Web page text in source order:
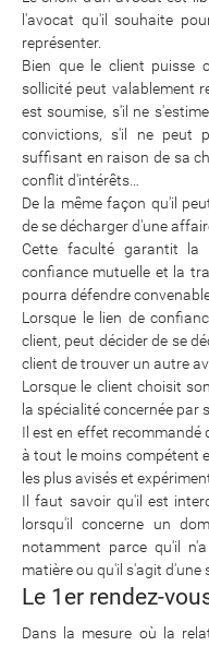
l'avocat qu'il souhaite
représenter.
Bien que le client puisse
sollicité peut valablement
est soumise, s'il ne
convictions, s'il ne peut
suffisant en raison de sa
conflit d'intérêts…
De la même façon qu'il
de se décharger d'une
Cette faculté garantit
confiance mutuelle et la
pourra défendre
Lorsque le lien de
client, peut décider de se
client de trouver un autre
Lorsque le client choisit
la spécialité concernée par
Il est en effet recommandé
à tout le moins compétent
les plus avisés et
Il faut savoir qu'il est
lorsqu'il concerne un
notamment parce qu'il
matière ou qu'il s'agit d'une
Le 1er rendez-
Dans la mesure où la